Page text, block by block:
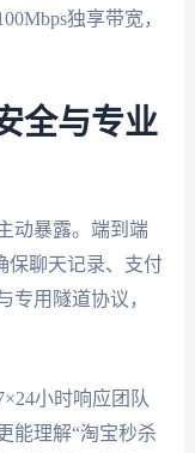
独享带宽，
全与专业
动暴露。端到端
保聊天记录、支付
专用隧道协议，
小时响应团队
能理解“淘宝秒杀